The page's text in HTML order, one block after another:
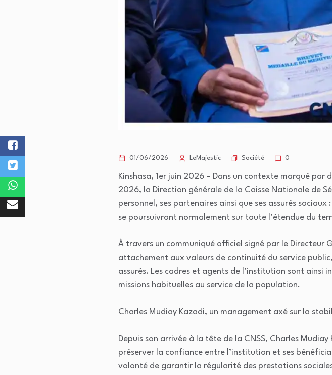
01/06/2026 LeMajestic Société 0
Kinshasa, 1er juin 2026 – Dans un contexte marqué
2026, la Direction générale de la Caisse Nationale de
personnel, ses partenaires ainsi que ses assurés
se poursuivront normalement sur toute l’étendue du
À travers un communiqué officiel signé par le Directeur
attachement aux valeurs de continuité du service
assurés. Les cadres et agents de l’institution sont ainsi
missions habituelles au service de la population.
Charles Mudiay Kazadi, un management axé sur la
Depuis son arrivée à la tête de la CNSS, Charles
préserver la confiance entre l’institution et ses
volonté de garantir la régularité des prestations